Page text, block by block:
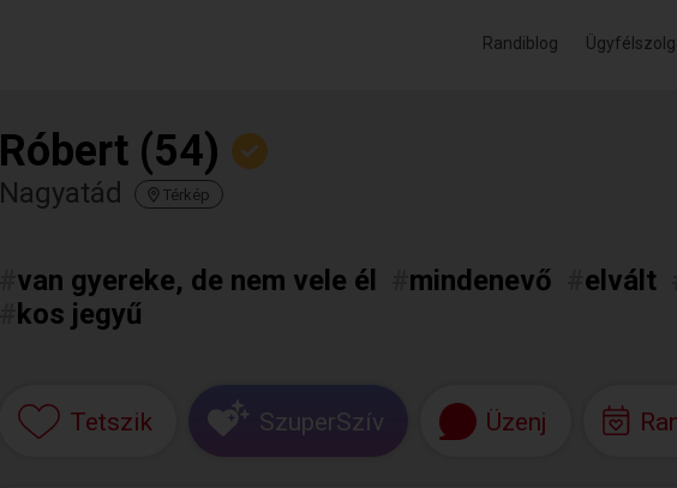
Randiblog
Róbert (54)
Nagyatád Térkép
van gyereke, de nem vele él mindenevő elvált
kos jegyű
Tetszik SzuperSzív Üzenj